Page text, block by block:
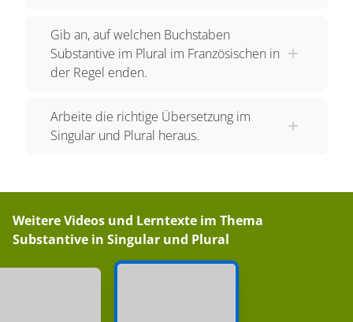
Gib an, auf welchen Buchstaben
Substantive im Plural im Französischen in
der Regel enden.
Arbeite die richtige Übersetzung im
Singular und Plural heraus.
Weitere Videos und Lerntexte im Thema
Substantive in Singular und Plural